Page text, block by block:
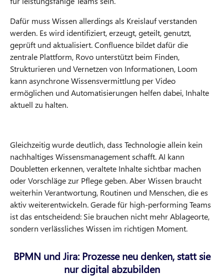
Dafür muss Wissen allerdings als Kreislauf verstanden
werden. Es wird identifiziert, erzeugt, geteilt, genutzt,
geprüft und aktualisiert. Confluence bildet dafür die
zentrale Plattform, Rovo unterstützt beim Finden,
Strukturieren und Vernetzen von Informationen, Loom
kann asynchrone Wissensvermittlung per Video
ermöglichen und Automatisierungen helfen dabei, Inhalte
aktuell zu halten.
Gleichzeitig wurde deutlich, dass Technologie allein kein
nachhaltiges Wissensmanagement schafft. AI kann
Doubletten erkennen, veraltete Inhalte sichtbar machen
oder Vorschläge zur Pflege geben. Aber Wissen braucht
weiterhin Verantwortung, Routinen und Menschen, die es
aktiv weiterentwickeln. Gerade für high-performing Teams
ist das entscheidend: Sie brauchen nicht mehr Ablageorte,
sondern verlässliches Wissen im richtigen Moment.
BPMN und Jira: Prozesse neu denken, statt sie
nur digital abzubilden